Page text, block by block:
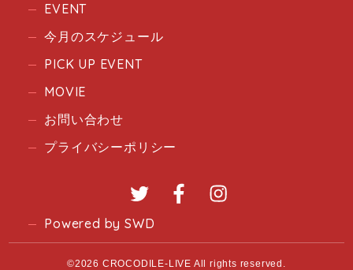
EVENT
今月のスケジュール
PICK UP EVENT
MOVIE
お問い合わせ
プライバシーポリシー
Twitter Facebook
Powered by SWD
©2026 CROCODILE-LIVE All rights reserved.